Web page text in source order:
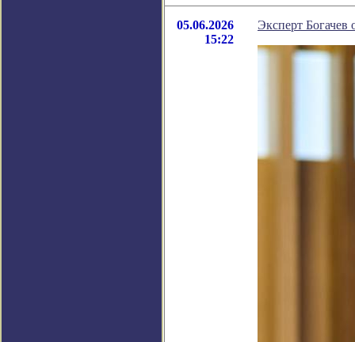
05.06.2026
15:22
Эксперт Богачев